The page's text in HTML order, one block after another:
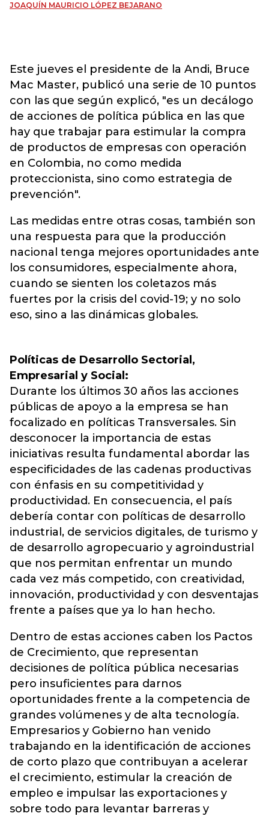
JOAQUÍN MAURICIO LÓPEZ BEJARANO
Este jueves el presidente de la Andi, Bruce
Mac Master, publicó una serie de 10 puntos
con las que según explicó, "es un decálogo
de acciones de política pública en las que
hay que trabajar para estimular la compra
de productos de empresas con operación
en Colombia, no como medida
proteccionista, sino como estrategia de
prevención".
Las medidas entre otras cosas, también son
una respuesta para que la producción
nacional tenga mejores oportunidades ante
los consumidores, especialmente ahora,
cuando se sienten los coletazos más
fuertes por la crisis del covid-19; y no solo
eso, sino a las dinámicas globales.
Políticas de Desarrollo Sectorial,
Empresarial y Social:
Durante los últimos 30 años las acciones
públicas de apoyo a la empresa se han
focalizado en políticas Transversales. Sin
desconocer la importancia de estas
iniciativas resulta fundamental abordar las
especificidades de las cadenas productivas
con énfasis en su competitividad y
productividad. En consecuencia, el país
debería contar con políticas de desarrollo
industrial, de servicios digitales, de turismo y
de desarrollo agropecuario y agroindustrial
que nos permitan enfrentar un mundo
cada vez más competido, con creatividad,
innovación, productividad y con desventajas
frente a países que ya lo han hecho.
Dentro de estas acciones caben los Pactos
de Crecimiento, que representan
decisiones de política pública necesarias
pero insuficientes para darnos
oportunidades frente a la competencia de
grandes volúmenes y de alta tecnología.
Empresarios y Gobierno han venido
trabajando en la identificación de acciones
de corto plazo que contribuyan a acelerar
el crecimiento, estimular la creación de
empleo e impulsar las exportaciones y
sobre todo para levantar barreras y